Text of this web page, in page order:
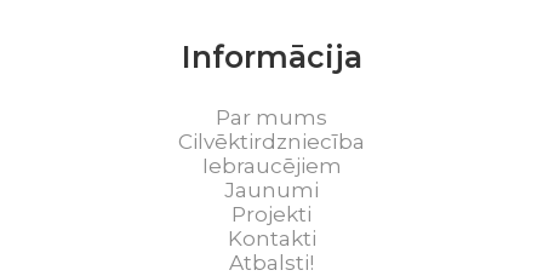
Informācija
Par mums
Cilvēktirdzniecība
Iebraucējiem
Jaunumi
Projekti
Kontakti
Atbalsti!